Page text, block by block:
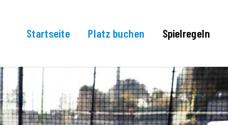
Startseite Platz buchen Spielregeln